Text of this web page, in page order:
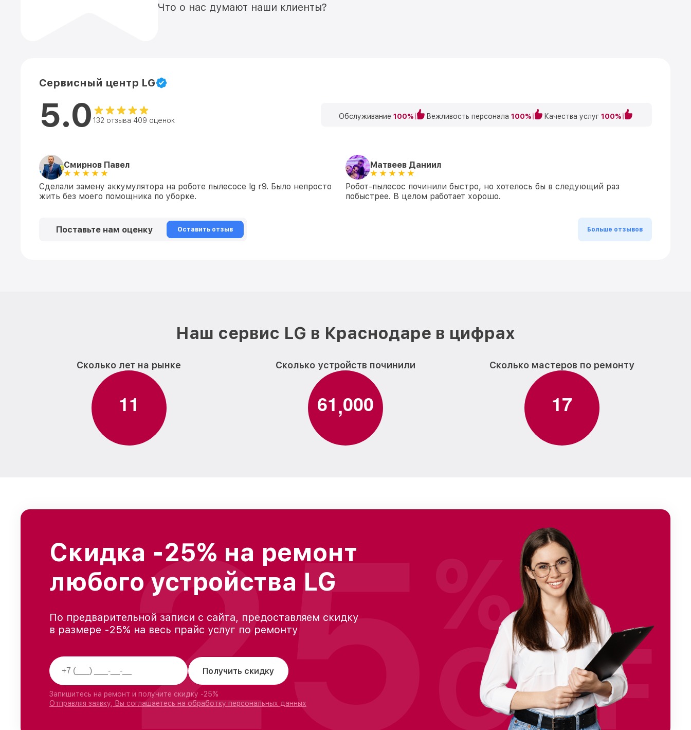
Что о нас думают наши клиенты?
Сервисный центр LG
5.0 132 отзыва 409 оценок Обслуживание 100% Вежливость персонала 100% Качества услуг 100%
Смирнов Павел
Сделали замену аккумулятора на роботе пылесосе lg r9. Было непросто
жить без моего помощника по уборке.
Матвеев Даниил
Робот-пылесос починили быстро, но хотелось бы в следующий раз
побыстрее. В целом работает хорошо.
Поставьте нам оценку Оставить отзыв Больше отзывов
Наш сервис LG в Краснодаре в цифрах
Сколько лет на рынке
11
Сколько устройств починили
61,000
Сколько мастеров по ремонту
17
Скидка -25% на ремонт
любого устройства LG
По предварительной записи с сайта, предоставляем скидку
в размере -25% на весь прайс услуг по ремонту
Получить скидку
Запишитесь на ремонт и получите скидку -25%
Отправляя заявку, Вы соглашаетесь на обработку персональных данных
25 %
OFF